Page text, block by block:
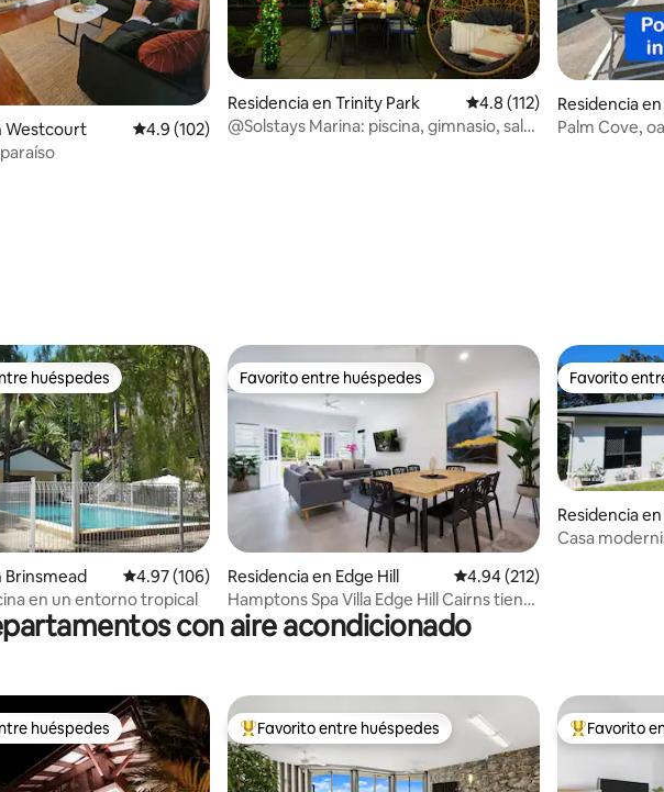
5; 103 evaluaciones
Westcourt Calificación promedio: 4.9 de 5; 102 evaluaciones
4.9 (102)
Residencia en Trinity Park Calificación promedio: 4.8
4.8 (112)
@Solstays Marina: piscina, gimnasio, sala
Residencia
Palm Cove,
5; 113 evaluaciones
en Favorito entre huéspedes
huéspedes
Brinsmead Calificación promedio: 4.97 de 5; 106 evaluaciones
4.97 (106)
en un entorno tropical
Favorito entre huéspedes
Favorito entre huéspedes
Residencia en Edge Hill Calificación promedio: 4.94
4.94 (212)
Hamptons Spa Villa Edge Hill Cairns tiene
capacidad para 9 personas
Favorito
Favorito
Residencia
Casa
con aire acondicionado
en Favorito entre huéspedes
huéspedes De los mejores en Favorito entre huéspedes
Favorito entre huéspedes De los
Favorito